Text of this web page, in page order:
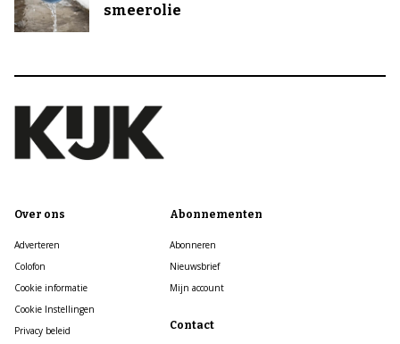
smeerolie
Over ons
Adverteren
Colofon
Cookie informatie
Cookie Instellingen
Privacy beleid
Abonnementen
Abonneren
Nieuwsbrief
Mijn account
Contact